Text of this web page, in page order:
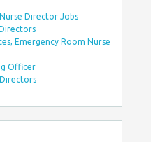
Director Jobs
Emergency Room Nurse
Officer